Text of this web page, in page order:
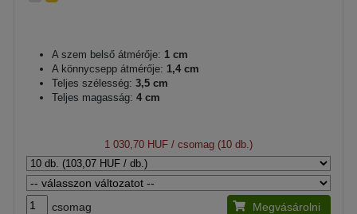
A szem belső átmérője: 1 cm
A könnycsepp átmérője: 1,4 cm
Teljes szélesség: 3,5 cm
Teljes magasság: 4 cm
1 030,70 HUF / csomag (10 db.)
csomag Megvásárolni